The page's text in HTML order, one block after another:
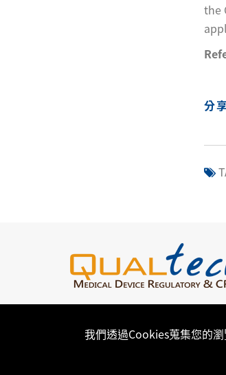
the
分
我們透過Cookies蒐集您的